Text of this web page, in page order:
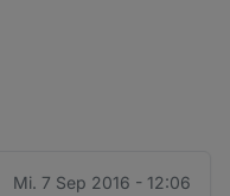
Mi. 7 Sep 2016 - 12:06